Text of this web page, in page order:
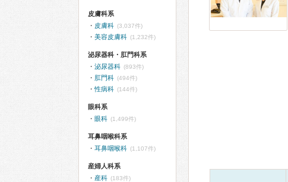
皮膚科系
皮膚科 (3,037件)
美容皮膚科 (1,232件)
泌尿器科・肛門科系
泌尿器科 (893件)
肛門科 (494件)
性病科 (144件)
眼科系
眼科 (1,499件)
耳鼻咽喉科系
耳鼻咽喉科 (1,107件)
産婦人科系
産科 (183件)